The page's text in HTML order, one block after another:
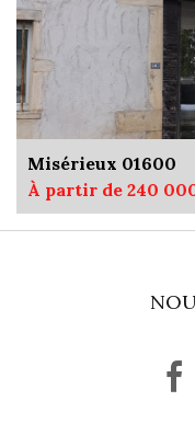
Misérieux 01600
À partir de 240